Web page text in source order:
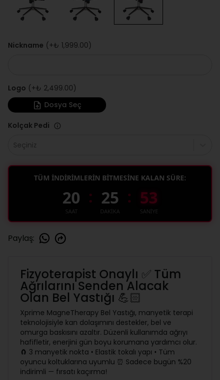
Nickname (+₺ 1,999.00)
Logo (+₺ 2,499.00)
Dosya Seç
Kolçak Pedi
Seçiniz
TÜM İNDİRİMLERİN BİTMESİNE KALAN SÜRE:
20
SAAT
: 25
DAKİKA
: 52
SANİYE
Paylaş:
Fizyoterapist Onaylı ✅ Tüm
Ağrılarını Senden Alacak
Olan Bel Yastığı 💪🏻
Xprime MagneTherapy Bel Yastığı, manyetik terapi
teknolojisiyle kan dolaşımını destekler, bel ve
omurga baskısını azaltır. Düzenli kullanımda ağrıyı
hafifletir, enerjini gün boyu korumana yardımcı olur.
🧲 3 manyetik nokta • Elastik tokalı yapı • Tüm
oyuncu koltuklarına uyumlu ⏰ Sadece bugün %20
indirimli — fırsatı kaçırma!